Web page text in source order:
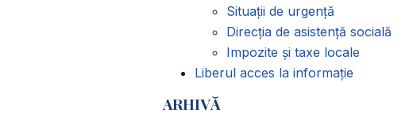
Situații de urgență
Direcția de asistență socială
Impozite și taxe locale
Liberul acces la informație
ARHIVĂ